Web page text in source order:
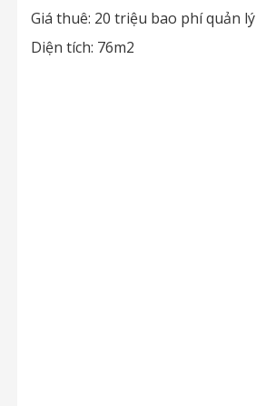
Giá thuê: 20 triệu bao phí quản lý
Diện tích: 76m2